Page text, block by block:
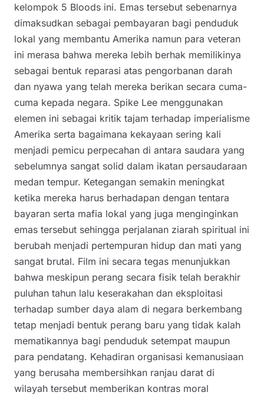
kelompok 5 Bloods ini. Emas tersebut sebenarnya
dimaksudkan sebagai pembayaran bagi penduduk
lokal yang membantu Amerika namun para veteran
ini merasa bahwa mereka lebih berhak memilikinya
sebagai bentuk reparasi atas pengorbanan darah
dan nyawa yang telah mereka berikan secara cuma-
cuma kepada negara. Spike Lee menggunakan
elemen ini sebagai kritik tajam terhadap imperialisme
Amerika serta bagaimana kekayaan sering kali
menjadi pemicu perpecahan di antara saudara yang
sebelumnya sangat solid dalam ikatan persaudaraan
medan tempur. Ketegangan semakin meningkat
ketika mereka harus berhadapan dengan tentara
bayaran serta mafia lokal yang juga menginginkan
emas tersebut sehingga perjalanan ziarah spiritual ini
berubah menjadi pertempuran hidup dan mati yang
sangat brutal. Film ini secara tegas menunjukkan
bahwa meskipun perang secara fisik telah berakhir
puluhan tahun lalu keserakahan dan eksploitasi
terhadap sumber daya alam di negara berkembang
tetap menjadi bentuk perang baru yang tidak kalah
mematikannya bagi penduduk setempat maupun
para pendatang. Kehadiran organisasi kemanusiaan
yang berusaha membersihkan ranjau darat di
wilayah tersebut memberikan kontras moral